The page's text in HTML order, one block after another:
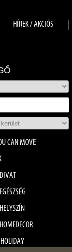
HÍREK / AKCIÓS
CAN MOVE
DIVAT
EGÉSZSÉG
HELYSZÍN
HOMEDECOR